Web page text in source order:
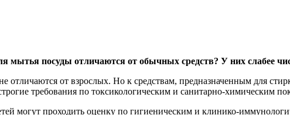
мытья посуды отличаются от обычных средств? У них слабее
от взрослых. Но к средствам, предназначенным для
требования по токсикологическим и санитарно-химическим
могут проходить оценку по гигиеническим и клинико-